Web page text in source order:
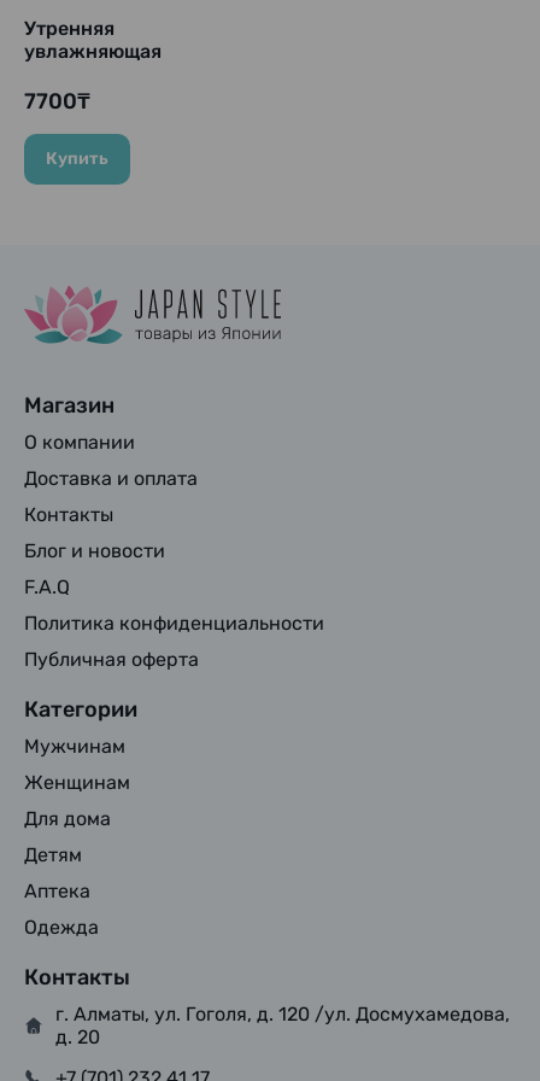
Утренняя
увлажняющая
витамином С и 17
компонентов «Morning
Sheet Mask», 30 шт.
7700₸
Купить
Магазин
О компании
Доставка и оплата
Контакты
Блог и новости
F.A.Q
Политика конфиденциальности
Публичная оферта
Категории
Мужчинам
Женщинам
Для дома
Детям
Аптека
Одежда
Контакты
г. Алматы, ул. Гоголя, д. 120 /ул. Досмухамедова,
д. 20